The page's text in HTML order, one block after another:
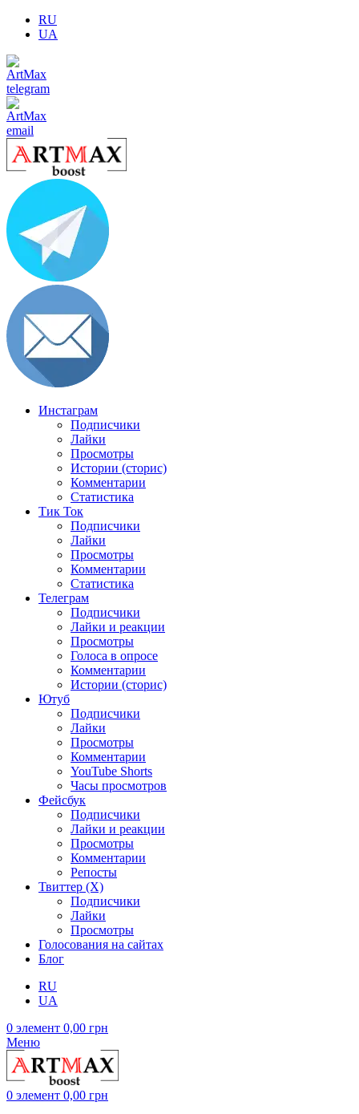
RU
UA
Инстаграм
Подписчики
Лайки
Просмотры
Истории (сторис)
Комментарии
Статистика
Тик Ток
Подписчики
Лайки
Просмотры
Комментарии
Статистика
Телеграм
Подписчики
Лайки и реакции
Просмотры
Голоса в опросе
Комментарии
Истории (сторис)
Ютуб
Подписчики
Лайки
Просмотры
Комментарии
YouTube Shorts
Часы просмотров
Фейсбук
Подписчики
Лайки и реакции
Просмотры
Комментарии
Репосты
Твиттер (X)
Подписчики
Лайки
Просмотры
Голосования на сайтах
Блог
RU
UA
0 элемент 0,00 грн
Меню
0 элемент 0,00 грн